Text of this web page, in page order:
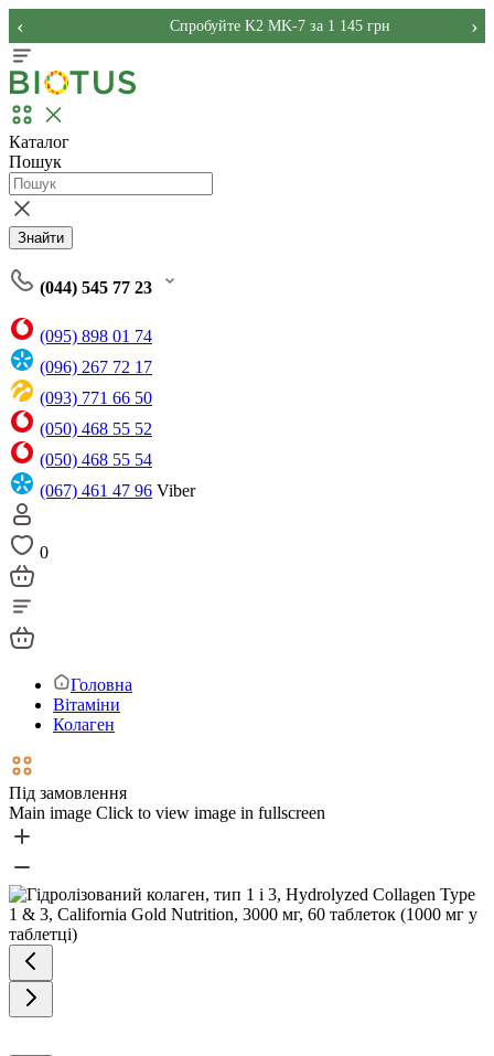
Спробуйте K2 MK-7 за 1 145 грн
‹ ›
Каталог
Пошук
Знайти
(044) 545 77 23
(095) 898 01 74
(096) 267 72 17
(093) 771 66 50
(050) 468 55 52
(050) 468 55 54
(067) 461 47 96 Viber
0
Головна
Вітаміни
Колаген
Під замовлення
Main image Click to view image in fullscreen